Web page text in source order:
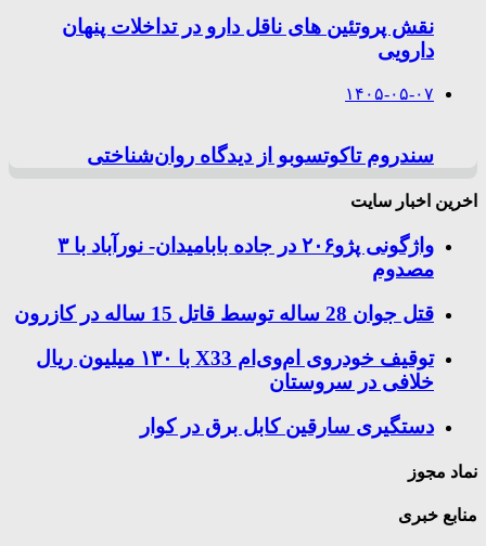
نقش پروتئین های ناقل دارو در تداخلات پنهان
دارویی
۱۴۰۵-۰۵-۰۷
سندروم تاکوتسوبو از دیدگاه روان‌شناختی
اخرین اخبار سایت
واژگونی پژو۲۰۶ در جاده بابامیدان- نورآباد با ۳
مصدوم
قتل جوان 28 ساله توسط قاتل 15 ساله در کازرون
توقیف خودروی ام‌وی‌ام X33 با ۱۳۰ میلیون ریال
خلافی در سروستان
دستگیری سارقین کابل برق در کوار
نماد مجوز
منابع خبری